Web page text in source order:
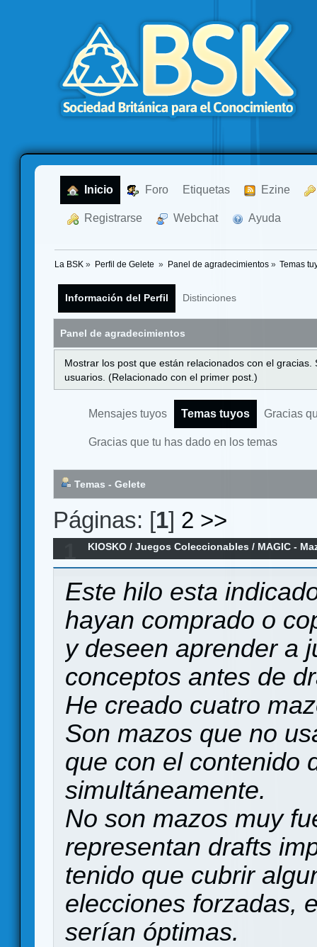
Inicio Foro Etiquetas Ezine
Registrarse Webchat Ayuda
La BSK » Perfil de Gelete » Panel de agradecimientos» Temas
Información del Perfil Distinciones
Panel de agradecimientos
Mostrar los post que están relacionados con el
usuarios. (Relacionado con el primer post.)
Mensajes tuyos Temas tuyos Gracias
Gracias que tu has dado en los temas
Temas - Gelete
Páginas: [1] 2 >>
KIOSKO /Juegos Coleccionables / MAGIC -
Starter Decks
Este hilo esta
hayan comprado o
y deseen aprender a
conceptos antes de
He creado cuatro
Son mazos que no
que con el contenido
simultáneamente.
No son mazos muy
representan drafts
tenido que cubrir
elecciones forzadas,
serían óptimas.